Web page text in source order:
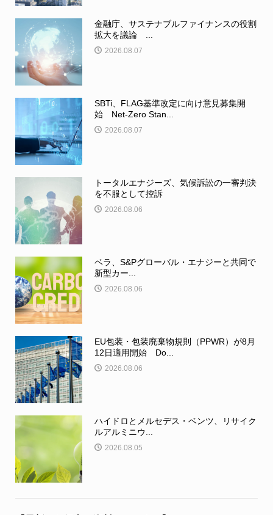
金融庁、サステナブルファイナンスの役割
拡大を議論 ...
2026.08.07
SBTi、FLAG基準改定に向け意見募集開
始 Net-Zero Stan...
2026.08.07
トータルエナジーズ、気候訴訟の一審判決
を不服として控訴
2026.08.06
ベラ、S&Pグローバル・エナジーと共同で
新型カー...
2026.08.06
EU包装・包装廃棄物規則（PPWR）が8月
12日適用開始 Do...
2026.08.06
ハイドロとメルセデス・ベンツ、リサイク
ルアルミニウ...
2026.08.05